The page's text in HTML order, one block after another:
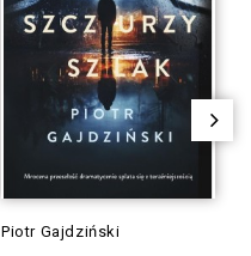
Piotr Gajdziński